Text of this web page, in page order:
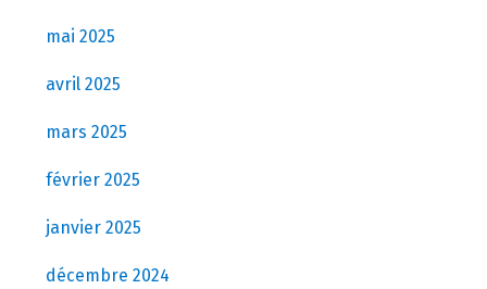
mai 2025
avril 2025
mars 2025
février 2025
janvier 2025
décembre 2024